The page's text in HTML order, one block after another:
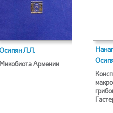
Осипян Л.Л.
Микобиота Армении